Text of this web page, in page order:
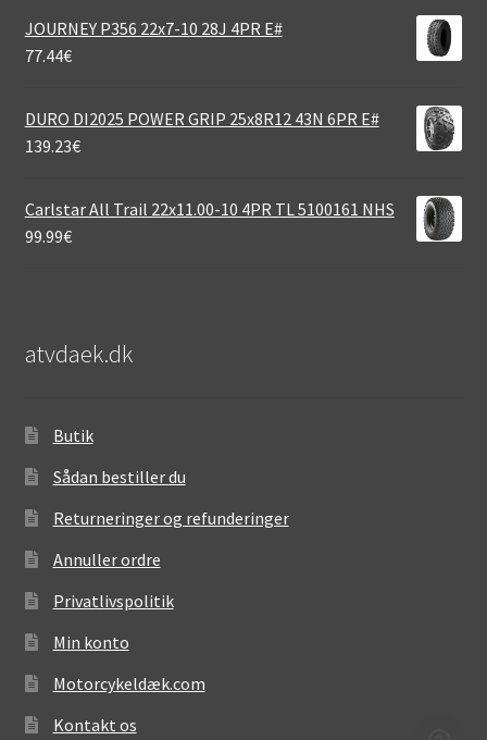
JOURNEY P356 22x7-10 28J 4PR E#
77.44€
DURO DI2025 POWER GRIP 25x8R12 43N 6PR E#
139.23€
Carlstar All Trail 22x11.00-10 4PR TL 5100161 NHS
99.99€
atvdaek.dk
Butik
Sådan bestiller du
Returneringer og refunderinger
Annuller ordre
Privatlivspolitik
Min konto
Motorcykeldæk.com
Kontakt os